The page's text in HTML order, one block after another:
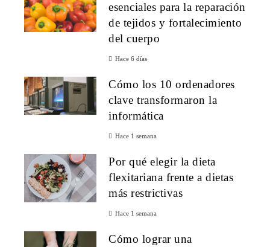
esenciales para la reparación
de tejidos y fortalecimiento
del cuerpo
Hace 6 días
Cómo los 10 ordenadores
clave transformaron la
informática
Hace 1 semana
Por qué elegir la dieta
flexitariana frente a dietas
más restrictivas
Hace 1 semana
Cómo lograr una